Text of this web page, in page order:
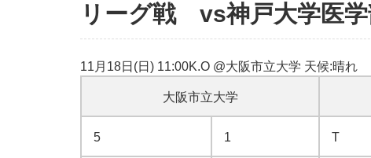
リーグ戦 vs神戸大学医学
11月18日(日) 11:00K.O @大阪市立大学 天候:晴れ
大阪市立大学
5 1 T